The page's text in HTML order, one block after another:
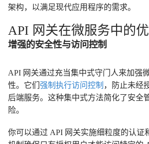
架构，以满足现代应用程序的需求。
API 网关在微服务中的
增强的安全性与访问控制
API 网关通过充当集中式守门人来加强
性。它们 强制执行访问控制 ，防止未经
后端服务。这种集中式方法简化了安全
险。
你可以通过 API 网关实施细粒度的认证